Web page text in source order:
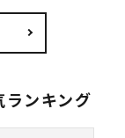
シャツ ブラック
ンキング